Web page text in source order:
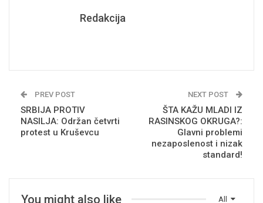
Redakcija
PREV POST
SRBIJA PROTIV
NASILJA: Održan četvrti
protest u Kruševcu
NEXT POST
ŠTA KAŽU MLADI IZ
RASINSKOG OKRUGA?:
Glavni problemi
nezaposlenost i nizak
standard!
All
You might also like